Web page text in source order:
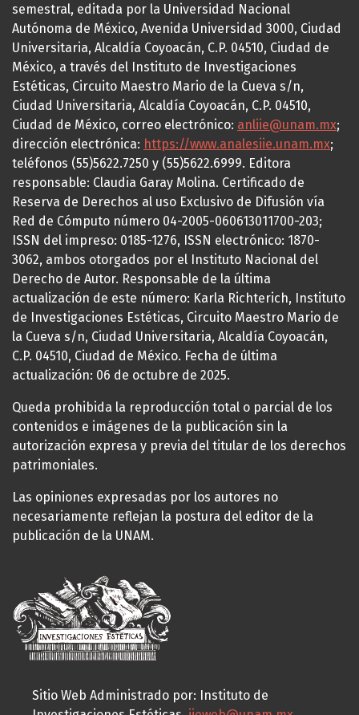
semestral, editada por la Universidad Nacional
Autónoma de México, Avenida Universidad 3000, Ciudad
Universitaria, Alcaldía Coyoacán, C.P. 04510, Ciudad de
México, a través del Instituto de Investigaciones
Estéticas, Circuito Maestro Mario de la Cueva s/n,
Ciudad Universitaria, Alcaldía Coyoacán, C.P. 04510,
Ciudad de México, correo electrónico: anliie@unam.mx;
dirección electrónica: https://www.analesiie.unam.mx;
teléfonos (55)5622.7250 y (55)5622.6999. Editora
responsable: Claudia Garay Molina. Certificado de
Reserva de Derechos al uso Exclusivo de Difusión vía
Red de Cómputo número 04-2005-060613011700-203;
ISSN del impreso: 0185-1276, ISSN electrónico: 1870-
3062, ambos otorgados por el Instituto Nacional del
Derecho de Autor. Responsable de la última
actualización de este número: Karla Richterich, Instituto
de Investigaciones Estéticas, Circuito Maestro Mario de
la Cueva s/n, Ciudad Universitaria, Alcaldía Coyoacán,
C.P. 04510, Ciudad de México. Fecha de última
actualización: 06 de octubre de 2025.
Queda prohibida la reproducción total o parcial de los
contenidos e imágenes de la publicación sin la
autorización expresa y previa del titular de los derechos
patrimoniales.
Las opiniones expresadas por los autores no
necesariamente reflejan la postura del editor de la
publicación de la UNAM.
Sitio Web Administrado por: Instituto de